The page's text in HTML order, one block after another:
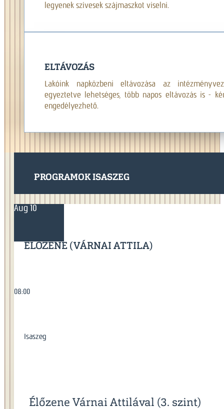
legyenek szívesek szájmaszkot viselni.
ELTÁVOZÁS
Lakóink napközbeni eltávozása az
egyeztetve lehetséges, több napos eltávozás is -
engedélyezhető.
PROGRAMOK ISASZEG
Aug 10
ÉLŐZENE (VÁRNAI ATTILA)
08:00
Isaszeg
Élőzene Várnai Attilával (3. szint)